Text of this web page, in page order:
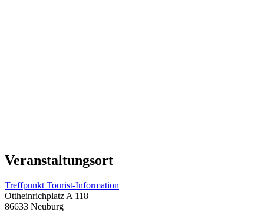
Veranstaltungsort
Treffpunkt Tourist-Information
Ottheinrichplatz A 118
86633 Neuburg